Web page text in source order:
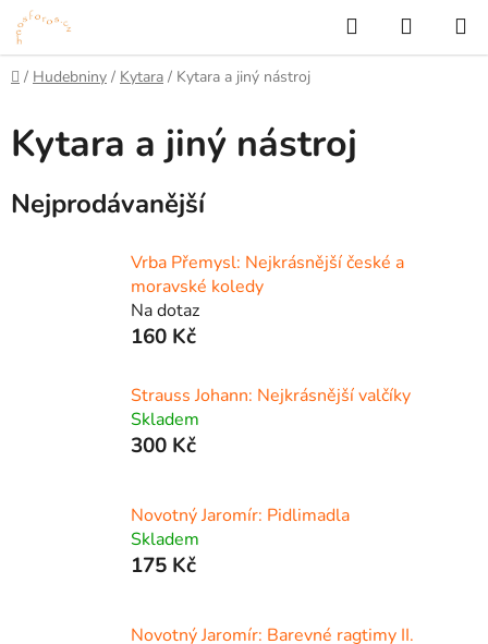
Přejít
na
obsah
Hledat
KOŠÍK
Domů
/ Hudebniny / Kytara / Kytara a jiný nástroj
Kytara a jiný nástroj
Nejprodávanější
Vrba Přemysl: Nejkrásnější české a
moravské koledy
Na dotaz
160 Kč
Strauss Johann: Nejkrásnější valčíky
Skladem
300 Kč
Novotný Jaromír: Pidlimadla
Skladem
175 Kč
Novotný Jaromír: Barevné ragtimy II.